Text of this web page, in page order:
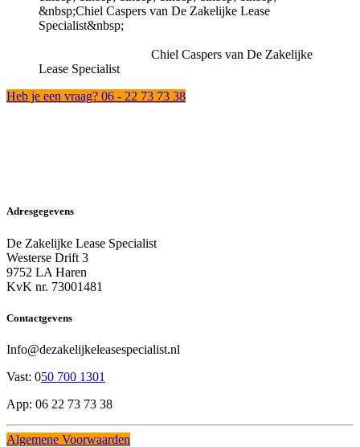
Chiel Caspers van De Zakelijke
Lease Specialist
Heb je een vraag? 06 - 22 73 73 38
Adresgegevens
De Zakelijke Lease Specialist
Westerse Drift 3
9752 LA Haren
KvK nr. 73001481
Contactgevens
Info@dezakelijkeleasespecialist.nl
Vast: 050 700 1301
App: 06 22 73 73 38
Algemene Voorwaarden